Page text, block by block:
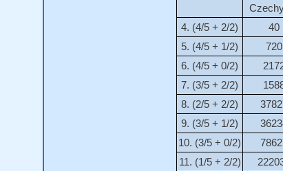
4. (4/5 + 2/2) 40
5. (4/5 + 1/2)
720
6. (4/5 + 0/2)
7. (3/5 + 2/2)
8. (2/5 + 2/2)
9. (3/5 + 1/2)
10. (3/5 + 0/2)
11. (1/5 + 2/2)